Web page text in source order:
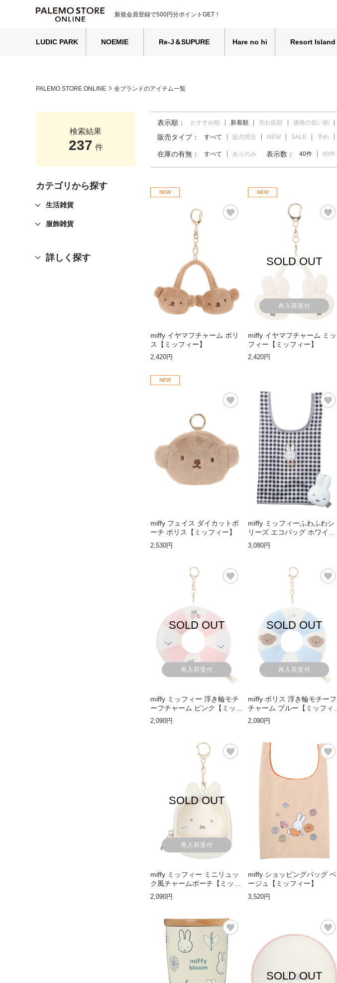
新規会員登録で500円分ポイントGET！
LUDIC PARK NOEMIE Re-J＆SUPURE Hare no hi Resort Island
PALEMO STORE ONLINE 全ブランドのアイテム一覧
検索結果
237 件
カテゴリから探す
生活雑貨
服飾雑貨
詳しく探す
表示順： おすすめ順 新着順 売れ筋順 価格の低い順
販売タイプ： すべて 販売間近 NEW SALE 予約
在庫の有無： すべて ありのみ 表示数： 40件 80件
NEW
miffy イヤマフチャーム ボリ
ス【ミッフィー】
2,420円
NEW
SOLD OUT
再入荷受付
miffy イヤマフチャーム ミッ
フィー【ミッフィー】
2,420円
NEW
miffy フェイス ダイカットポ
ーチ ボリス【ミッフィー】
2,530円
miffy ミッフィーふわふわシ
リーズ エコバッグ ホワイト
【ミッフィー】
3,080円
SOLD OUT
再入荷受付
miffy ミッフィー 浮き輪モチ
ーフチャーム ピンク【ミッフ
ィー】
2,090円
SOLD OUT
再入荷受付
miffy ボリス 浮き輪モチーフ
チャーム ブルー【ミッフィ
ー】
2,090円
SOLD OUT
再入荷受付
miffy ミッフィー ミニリュッ
ク風チャームポーチ【ミッフ
ィー】
2,090円
miffy ショッピングバッグ ベ
ージュ【ミッフィー】
3,520円
SOLD OUT